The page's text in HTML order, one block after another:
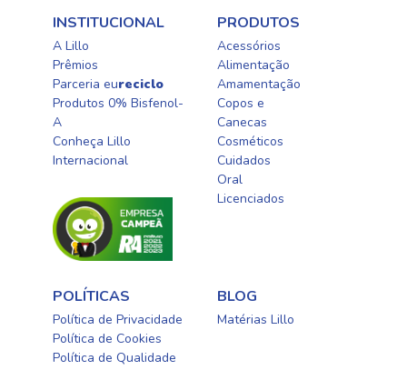
INSTITUCIONAL
A Lillo
Prêmios
Parceria eureciclo
Produtos 0% Bisfenol-
A
Conheça Lillo
Internacional
PRODUTOS
Acessórios
Alimentação
Amamentação
Copos e
Canecas
Cosméticos
Cuidados
Oral​
Licenciados​
POLÍTICAS
Política de Privacidade
Política de Cookies
Política de Qualidade
BLOG
Matérias Lillo